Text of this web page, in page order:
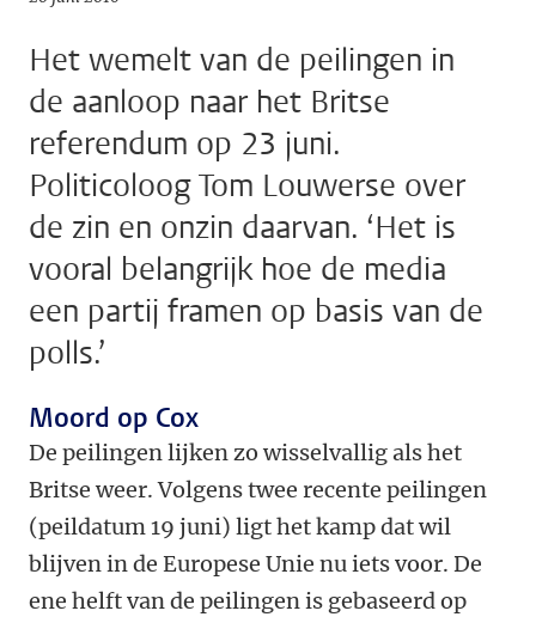
Het wemelt van de peilingen in
de aanloop naar het Britse
referendum op 23 juni.
Politicoloog Tom Louwerse over
de zin en onzin daarvan. ‘Het is
vooral belangrijk hoe de media
een partij framen op basis van de
polls.’
Moord op Cox
De peilingen lijken zo wisselvallig als het
Britse weer. Volgens twee recente peilingen
(peildatum 19 juni) ligt het kamp dat wil
blijven in de Europese Unie nu iets voor. De
ene helft van de peilingen is gebaseerd op